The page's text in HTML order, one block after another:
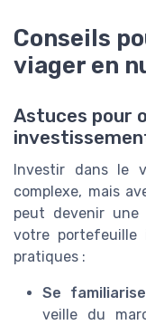
Conseils
viager en
Astuces pour
Investir dans le
complexe, mais
peut devenir une
votre portefeuille
pratiques :
Se
veille du